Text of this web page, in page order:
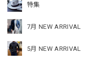
特集
7月 NEW ARRIVAL
5月 NEW ARRIVAL